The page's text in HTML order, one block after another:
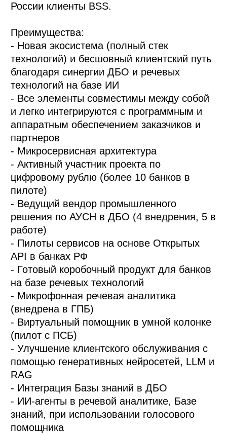
России клиенты BSS.
Преимущества:
- Новая экосистема (полный стек
технологий) и бесшовный клиентский путь
благодаря синергии ДБО и речевых
технологий на базе ИИ
- Все элементы совместимы между собой
и легко интегрируются с программным и
аппаратным обеспечением заказчиков и
партнеров
- Микросервисная архитектура
- Активный участник проекта по
цифровому рублю (более 10 банков в
пилоте)
- Ведущий вендор промышленного
решения по АУСН в ДБО (4 внедрения, 5 в
работе)
- Пилоты сервисов на основе Открытых
API в банках РФ
- Готовый коробочный продукт для банков
на базе речевых технологий
- Микрофонная речевая аналитика
(внедрена в ГПБ)
- Виртуальный помощник в умной колонке
(пилот с ПСБ)
- Улучшение клиентского обслуживания с
помощью генеративных нейросетей, LLM и
RAG
- Интеграция Базы знаний в ДБО
- ИИ-агенты в речевой аналитике, Базе
знаний, при использовании голосового
помощника